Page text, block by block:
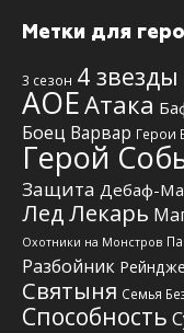
Метки для
3 сезон 4 звезды
АОЕАтака
Боец Варвар Герои
Герой
Защита Дебаф-
ЛедЛекарь
Охотники на Монстров
Разбойник
Святыня Семья
Способность